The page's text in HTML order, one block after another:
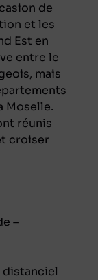
de
et les
Est en
entre le
mais
Moselle.
réunis
croiser
–
distanciel